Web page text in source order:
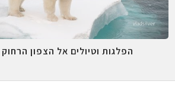
הפלגות וטיולים אל הצפון הרחוק